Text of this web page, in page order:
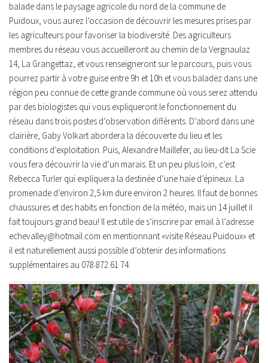
balade dans le paysage agricole du nord de la commune de
Puidoux, vous aurez l’occasion de découvrir les mesures prises par
les agriculteurs pour favoriser la biodiversité. Des agriculteurs
membres du réseau vous accueilleront au chemin de la Vergnaulaz
14, La Grangettaz, et vous renseigneront sur le parcours, puis vous
pourrez partir à votre guise entre 9h et 10h et vous baladez dans une
région peu connue de cette grande commune où vous serez attendu
par des biologistes qui vous expliqueront le fonctionnement du
réseau dans trois postes d’observation différents. D’abord dans une
clairière, Gaby Volkart abordera la découverte du lieu et les
conditions d’exploitation. Puis, Alexandre Maillefer, au lieu-dit La Scie
vous fera découvrir la vie d’un marais. Et un peu plus loin, c’est
Rebecca Turler qui expliquera la destinée d’une haie d’épineux. La
promenade d’environ 2,5 km dure environ 2 heures. Il faut de bonnes
chaussures et des habits en fonction de la météo, mais un 14 juillet il
fait toujours grand beau! Il est utile de s’inscrire par email à l’adresse
echevalley@hotmail.com en mentionnant «visite Réseau Puidoux» et
il est naturellement aussi possible d’obtenir des informations
supplémentaires au 078 872 61 74.